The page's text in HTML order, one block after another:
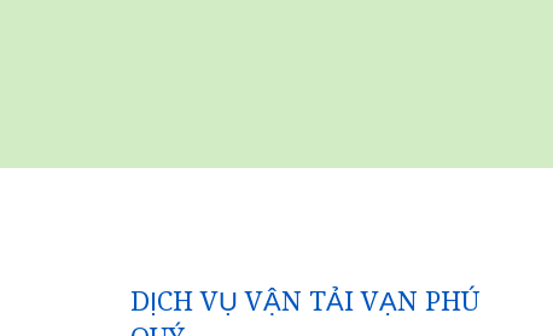
DỊCH VỤ VẬN TẢI VẠN PHÚ